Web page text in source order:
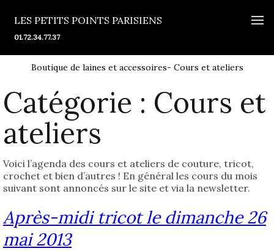
LES PETITS POINTS PARISIENS
01.72.34.77.37
Boutique de laines et accessoires- Cours et ateliers
Catégorie : Cours et
ateliers
Voici l’agenda des cours et ateliers de couture, tricot,
crochet et bien d’autres ! En général les cours du mois
suivant sont annoncés sur le site et via la newsletter.
Après-midi tricot le dimanche 26
mai 2013